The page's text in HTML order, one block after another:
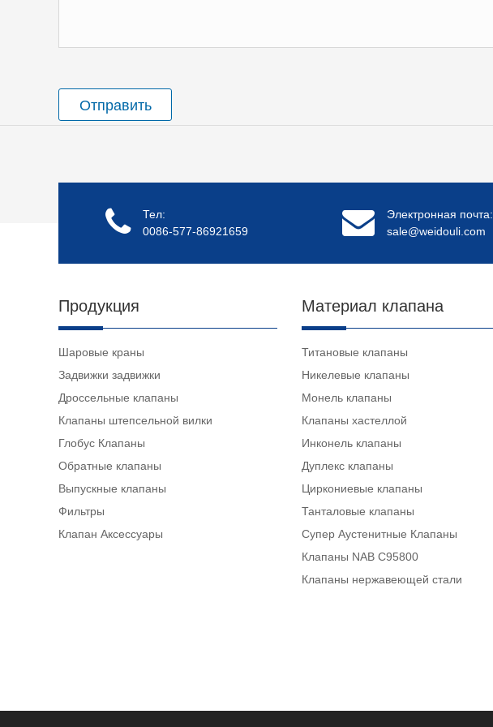
Отправить
Тел:
0086-577-86921659
Электронная почта:
sale@weidouli.com
Продукция
Шаровые краны
Задвижки задвижки
Дроссельные клапаны
Клапаны штепсельной вилки
Глобус Клапаны
Обратные клапаны
Выпускные клапаны
Фильтры
Клапан Аксессуары
Материал клапана
Титановые клапаны
Никелевые клапаны
Монель клапаны
Клапаны хастеллой
Инконель клапаны
Дуплекс клапаны
Циркониевые клапаны
Танталовые клапаны
Супер Аустенитные Клапаны
Клапаны NAB C95800
Клапаны нержавеющей стали